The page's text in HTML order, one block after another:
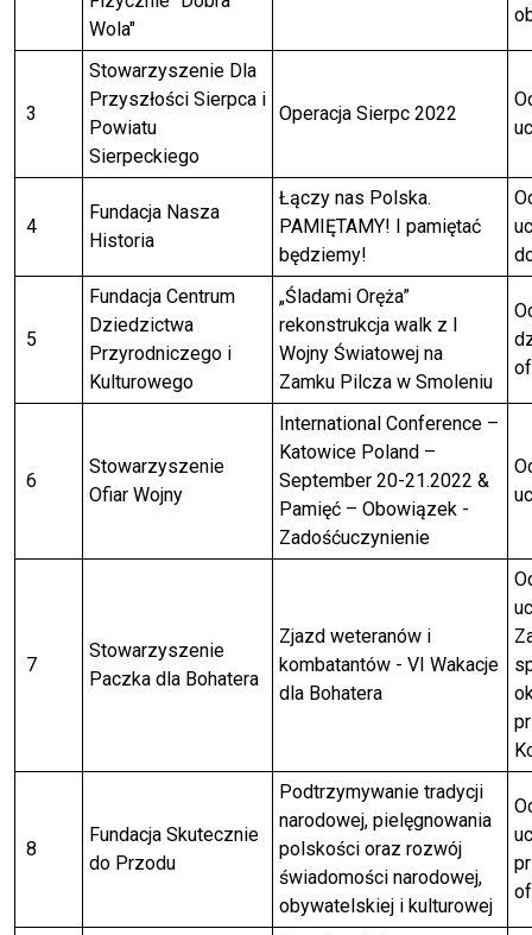
Wola"
3
Stowarzyszenie Dla
Przyszłości Sierpca i
Powiatu
Sierpeckiego
Operacja Sierpc 2022
4
Fundacja Nasza
Historia
Łączy nas Polska.
PAMIĘTAMY! I pamiętać
będziemy!
5
Fundacja Centrum
Dziedzictwa
Przyrodniczego i
Kulturowego
„Śladami Oręża”
rekonstrukcja walk z I
Wojny Światowej na
Zamku Pilcza w Smoleniu
6
Stowarzyszenie
Ofiar Wojny
International Conference –
Katowice Poland –
September 20-21.2022 &
Pamięć – Obowiązek -
Zadośćuczynienie
7
Stowarzyszenie
Paczka dla Bohatera
Zjazd weteranów i
kombatantów - VI Wakacje
dla Bohatera
8
Fundacja Skutecznie
do Przodu
Podtrzymywanie tradycji
narodowej, pielęgnowania
polskości oraz rozwój
świadomości narodowej,
obywatelskiej i kulturowej